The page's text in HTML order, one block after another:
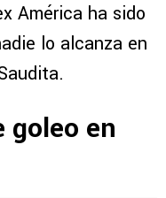
América ha sido
lo alcanza en
goleo en